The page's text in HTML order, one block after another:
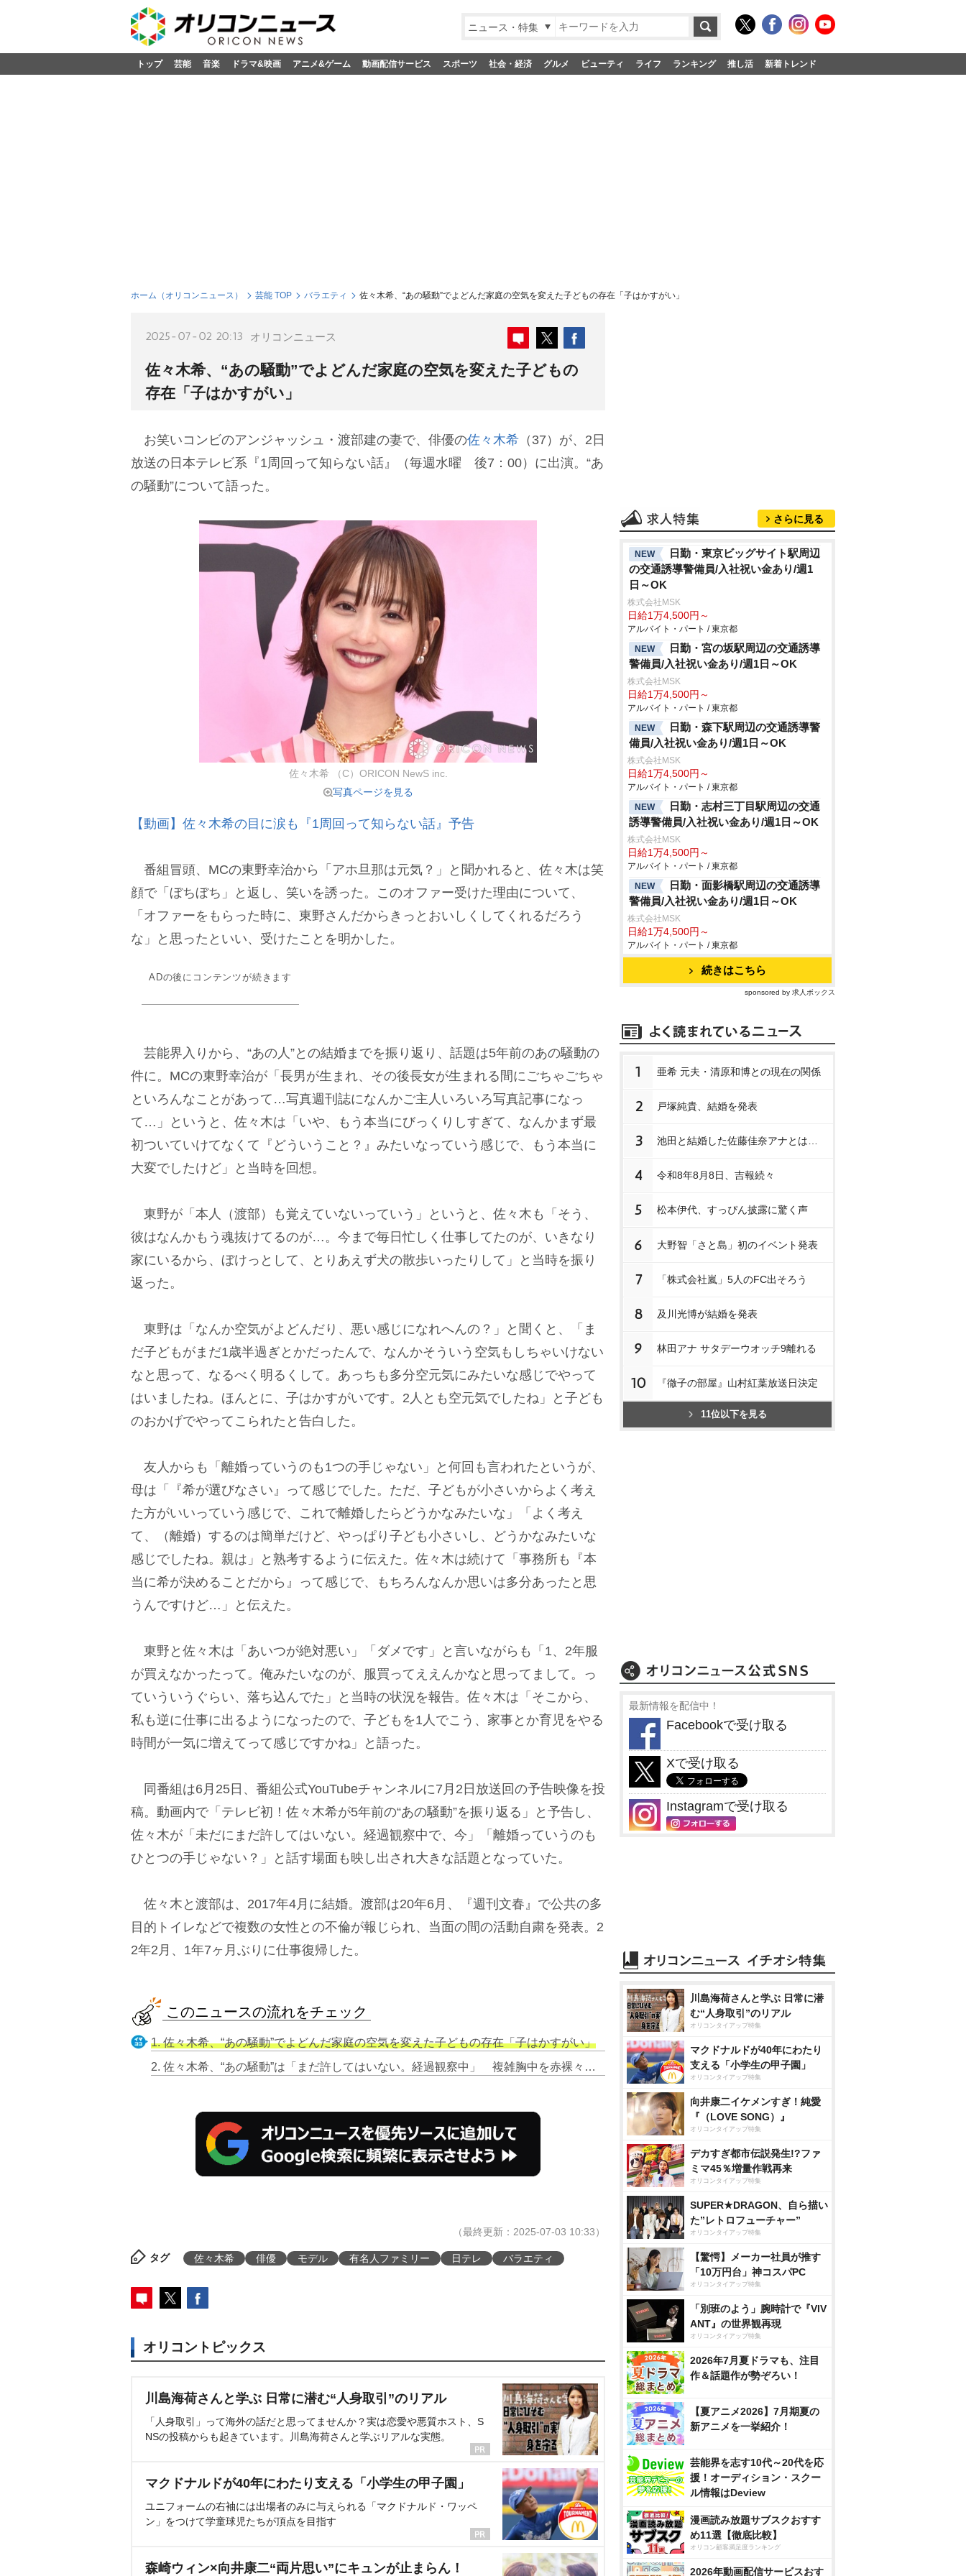
ニュース・特集
トップ 芸能 音楽 ドラマ&映画 アニメ&ゲーム 動画配信サービス スポーツ 社会・経済 グルメ ビューティ ライフ ランキング 推し活 新着トレンド
ホーム（オリコンニュース） 芸能 TOP バラエティ 佐々木希、“あの騒動”でよどんだ家庭の空気を変えた子どもの存在「子はかすがい」
2025-07-02 20:13 オリコンニュース
佐々木希、“あの騒動”でよどんだ家庭の空気を変えた子どもの
存在「子はかすがい」
お笑いコンビのアンジャッシュ・渡部建の妻で、俳優の佐々木希 （37）が、2日
放送の日本テレビ系『1周回って知らない話』（毎週水曜 後7：00）に出演。“あ
の騒動”について語った。
佐々木希 （C）ORICON NewS inc.
写真ページを見る
【動画】佐々木希の目に涙も『1周回って知らない話』予告
番組冒頭、MCの東野幸治から「アホ旦那は元気？」と聞かれると、佐々木は笑
顔で「ぼちぼち」と返し、笑いを誘った。このオファー受けた理由について、
「オファーをもらった時に、東野さんだからきっとおいしくしてくれるだろう
な」と思ったといい、受けたことを明かした。
ADの後にコンテンツが続きます
芸能界入りから、“あの人”との結婚までを振り返り、話題は5年前のあの騒動の
件に。MCの東野幸治が「長男が生まれ、その後長女が生まれる間にごちゃごちゃ
といろんなことがあって…写真週刊誌になんかご主人いろいろ写真記事になっ
て…」というと、佐々木は「いや、もう本当にびっくりしすぎて、なんかまず最
初ついていけてなくて『どういうこと？』みたいなっていう感じで、もう本当に
大変でしたけど」と当時を回想。
東野が「本人（渡部）も覚えていないっていう」というと、佐々木も「そう、
彼はなんかもう魂抜けてるのが…。今まで毎日忙しく仕事してたのが、いきなり
家にいるから、ぼけっとして、とりあえず犬の散歩いったりして」と当時を振り
返った。
東野は「なんか空気がよどんだり、悪い感じになれへんの？」と聞くと、「ま
だ子どもがまだ1歳半過ぎとかだったんで、なんかそういう空気もしちゃいけない
なと思って、なるべく明るくして。あっちも多分空元気にみたいな感じでやって
はいましたね。ほんとに、子はかすがいです。2人とも空元気でしたね」と子ども
のおかげでやってこられたと告白した。
友人からも「離婚っていうのも1つの手じゃない」と何回も言われたというが、
母は「『希が選びなさい』って感じでした。ただ、子どもが小さいからよく考え
た方がいいっていう感じで、これで離婚したらどうかなみたいな」「よく考え
て、（離婚）するのは簡単だけど、やっぱり子ども小さいし、どうかなみたいな
感じでしたね。親は」と熟考するように伝えた。佐々木は続けて「事務所も『本
当に希が決めることだから』って感じで、もちろんなんか思いは多分あったと思
うんですけど…」と伝えた。
東野と佐々木は「あいつが絶対悪い」「ダメです」と言いながらも「1、2年服
が買えなかったって。俺みたいなのが、服買ってええんかなと思ってまして。っ
ていういうぐらい、落ち込んでた」と当時の状況を報告。佐々木は「そこから、
私も逆に仕事に出るようになったので、子どもを1人でこう、家事とか育児をやる
時間が一気に増えてって感じですかね」と語った。
同番組は6月25日、番組公式YouTubeチャンネルに7月2日放送回の予告映像を投
稿。動画内で「テレビ初！佐々木希が5年前の“あの騒動”を振り返る」と予告し、
佐々木が「未だにまだ許してはいない。経過観察中で、今」「離婚っていうのも
ひとつの手じゃない？」と話す場面も映し出され大きな話題となっていた。
佐々木と渡部は、2017年4月に結婚。渡部は20年6月、『週刊文春』で公共の多
目的トイレなどで複数の女性との不倫が報じられ、当面の間の活動自粛を発表。2
2年2月、1年7ヶ月ぶりに仕事復帰した。
このニュースの流れをチェック
1. 佐々木希、“あの騒動”でよどんだ家庭の空気を変えた子どもの存在「子はかすがい」
2. 佐々木希、“あの騒動”は「まだ許してはいない。経過観察中」 複雑胸中を赤裸々告白
（最終更新：2025-07-03 10:33）
タグ 佐々木希 俳優 モデル 有名人ファミリー 日テレ バラエティ
オリコントピックス
川島海荷さんと学ぶ 日常に潜む“人身取引”のリアル
「人身取引」って海外の話だと思ってませんか？実は恋愛や悪質ホスト、S
NSの投稿からも起きています。川島海荷さんと学ぶリアルな実態。
マクドナルドが40年にわたり支える「小学生の甲子園」
ユニフォームの右袖には出場者のみに与えられる「マクドナルド・ワッペ
ン」をつけて学童球児たちが頂点を目指す
森崎ウィン×向井康二“両片思い”にキュンが止まらん！
さらに見る
NEW
日勤・東京ビッグサイト駅周辺
の交通誘導警備員/入社祝い金あり/週1
日～OK
株式会社MSK
日給1万4,500円～
アルバイト・パート / 東京都
NEW
日勤・宮の坂駅周辺の交通誘導
警備員/入社祝い金あり/週1日～OK
株式会社MSK
日給1万4,500円～
アルバイト・パート / 東京都
NEW
日勤・森下駅周辺の交通誘導警
備員/入社祝い金あり/週1日～OK
株式会社MSK
日給1万4,500円～
アルバイト・パート / 東京都
NEW
日勤・志村三丁目駅周辺の交通
誘導警備員/入社祝い金あり/週1日～OK
株式会社MSK
日給1万4,500円～
アルバイト・パート / 東京都
NEW
日勤・面影橋駅周辺の交通誘導
警備員/入社祝い金あり/週1日～OK
株式会社MSK
日給1万4,500円～
アルバイト・パート / 東京都
続きはこちら
sponsored by 求人ボックス
1 亜希 元夫・清原和博との現在の関係
2 戸塚純貴、結婚を発表
3 池田と結婚した佐藤佳奈アナとは…
4 令和8年8月8日、吉報続々
5 松本伊代、すっぴん披露に驚く声
6 大野智「さと島」初のイベント発表
7 「株式会社嵐」5人のFC出そろう
8 及川光博が結婚を発表
9 林田アナ サタデーウオッチ9離れる
10 『徹子の部屋』山村紅葉放送日決定
11位以下を見る
最新情報を配信中！
Facebookで受け取る
Xで受け取る
Instagramで受け取る
川島海荷さんと学ぶ 日常に潜
む“人身取引”のリアル
オリコンタイアップ特集
マクドナルドが40年にわたり
支える「小学生の甲子園」
オリコンタイアップ特集
向井康二イケメンすぎ！純愛
『（LOVE SONG）』
オリコンタイアップ特集
デカすぎ都市伝説発生!?ファ
ミマ45％増量作戦再来
オリコンタイアップ特集
SUPER★DRAGON、自ら描い
た”レトロフューチャー”
オリコンタイアップ特集
【驚愕】メーカー社員が推す
「10万円台」神コスパPC
オリコンタイアップ特集
「別班のよう」腕時計で『VIV
ANT』の世界観再現
オリコンタイアップ特集
2026年7月夏ドラマも、注目
作＆話題作が勢ぞろい！
【夏アニメ2026】7月期夏の
新アニメを一挙紹介！
芸能界を志す10代～20代を応
援！オーディション・スクー
ル情報はDeview
漫画読み放題サブスクおすす
め11選【徹底比較】
オリコン顧客満足度ランキング
2026年動画配信サービスおす